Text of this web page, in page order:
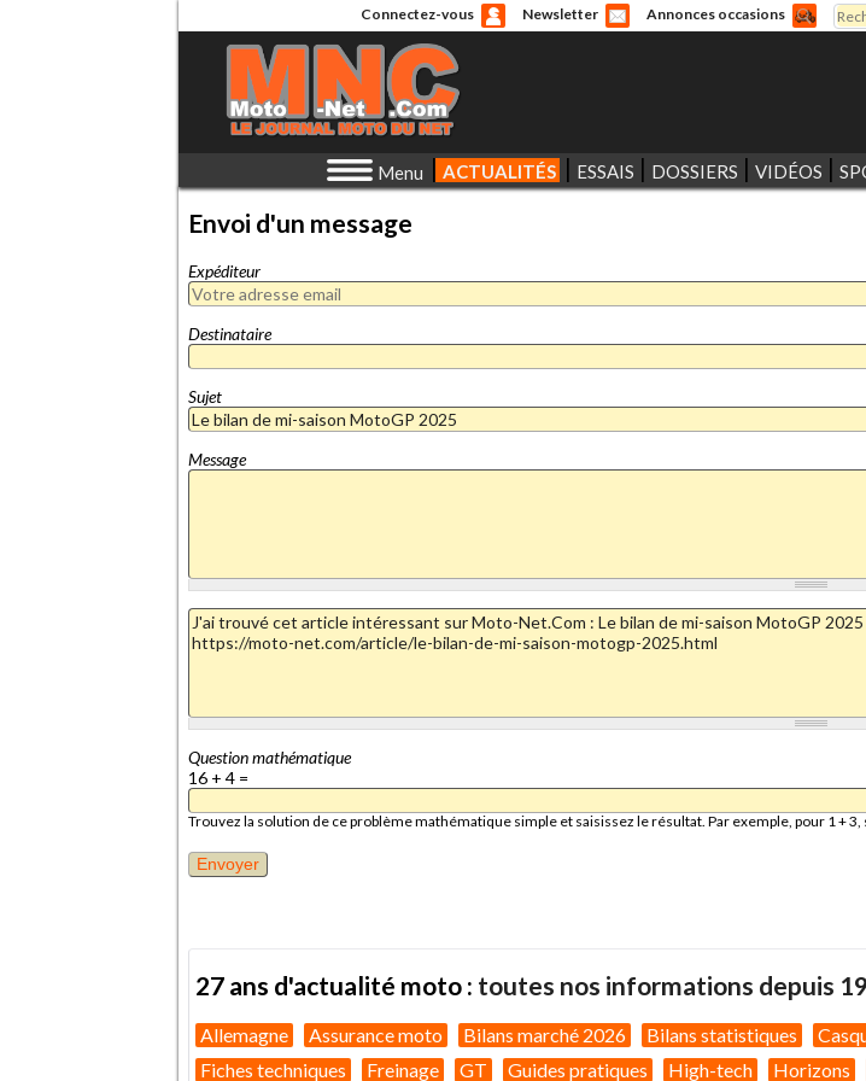
Connectez-vous Newsletter Annonces occasions
Menu ACTUALITÉS ESSAIS DOSSIERS VIDÉOS
Envoi d'un message
Expéditeur
Destinataire
Sujet
Message
Question mathématique
16 + 4 =
Trouvez la solution de ce problème mathématique simple et saisissez le résultat. Par exemple, pour 1 + 3,
27 ans d'actualité moto : toutes nos informations depuis
Allemagne Assurance moto Bilans marché 2026 Bilans statistiques
Fiches techniques
Freinage GT Guides pratiques High-tech Horizons